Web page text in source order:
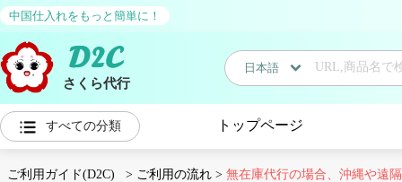
中国仕入れをもっと簡単に！
さくら代行
日本語
日本語
中国語
すべての分類 トップページ
ご利用ガイド(D2C) > ご利用の流れ > 無在庫代行の場合、沖縄や遠